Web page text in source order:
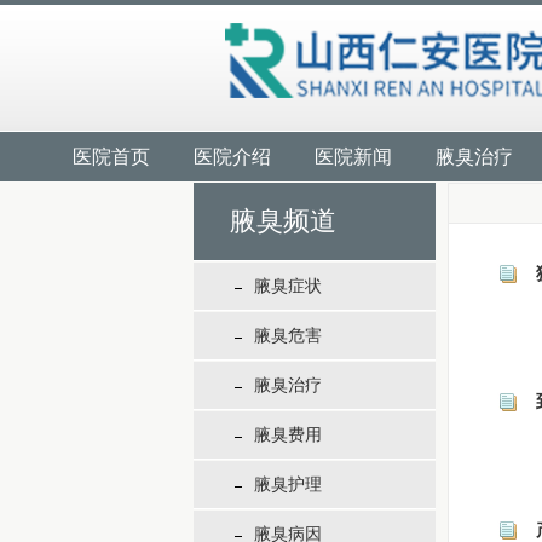
医院首页 医院介绍 医院新闻 腋臭治疗
腋臭频道
腋臭症状
腋臭危害
腋臭治疗
腋臭费用
腋臭护理
腋臭病因